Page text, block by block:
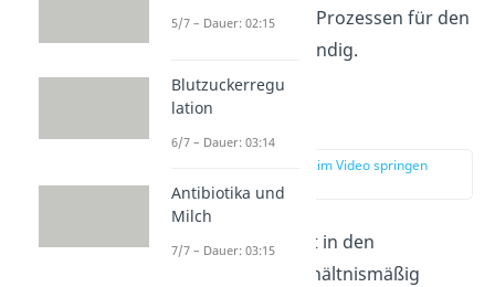
die Steuerung von Prozessen für den
Stoffwechsel zuständig.
Cytoskelett
zur Stelle im Video springen
(03:19)
Das Cytoskelett
ist in den
Pflanzenzellen verhältnismäßig
5/7 – Dauer: 02:15
Blutzuckerregu
lation
6/7 – Dauer: 03:14
Antibiotika und
Milch
7/7 – Dauer: 03:15